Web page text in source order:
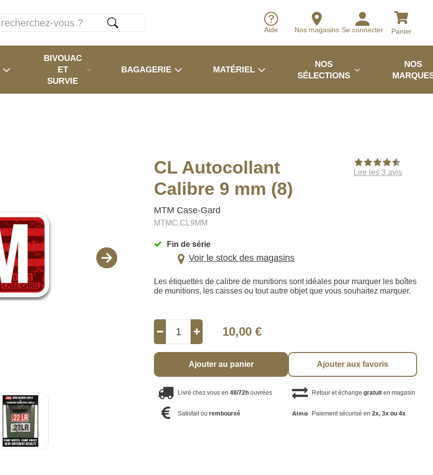
Aide Nos magasins Se connecter Panier
BIVOUAC
ET
SURVIE
BAGAGERIE MATÉRIEL
NOS
SÉLECTIONS
NOS
CL Autocollant
Calibre 9 mm (8)
MTM Case-Gard
MTMC.CL9MM
Lire les 3 avis
Fin de série
Voir le stock des magasins
Les étiquettes de calibre de munitions sont idéales pour marquer les boîtes
de munitions, les caisses ou tout autre objet que vous souhaitez marquer.
10,00 €
Ajouter au panier Ajouter aux favoris
Livré chez vous en48/72h ouvrées Retour et échange gratuiten magasin
Satisfait ouremboursé Paiement sécurisé en 2x, 3x ou 4x